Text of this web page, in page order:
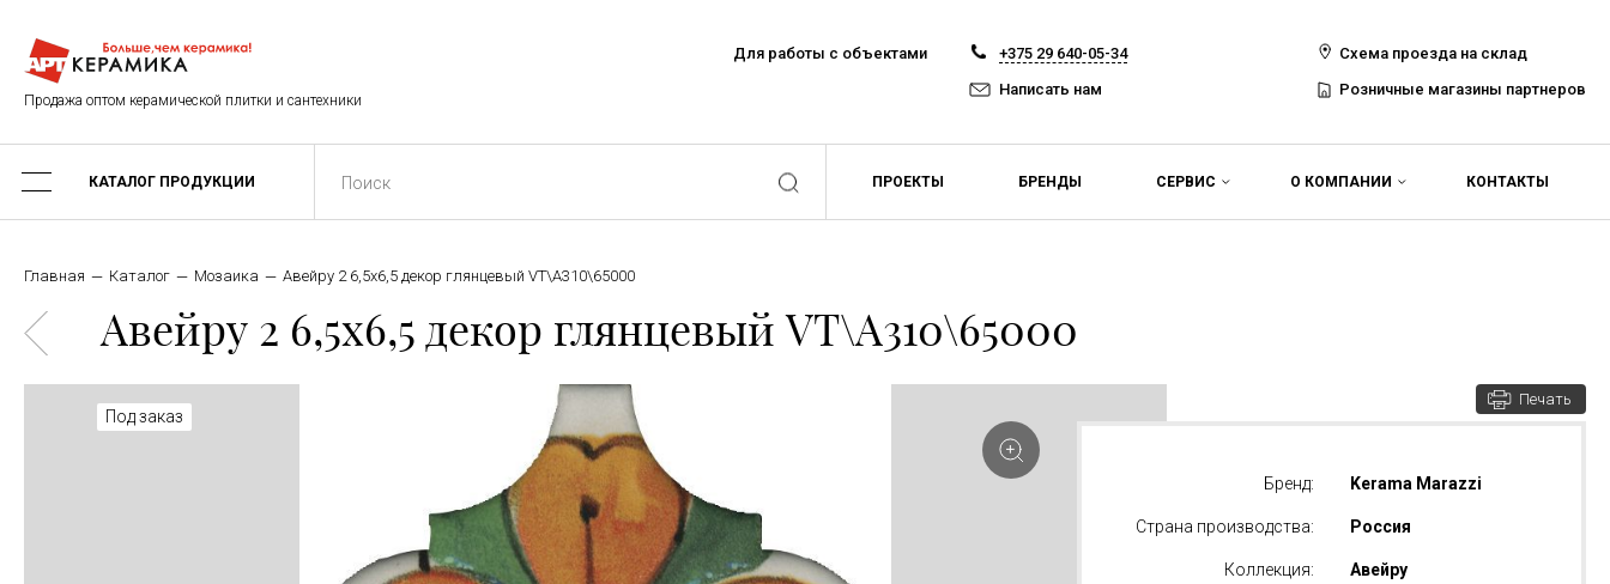
Продажа оптом керамической плитки и сантехники
Для работы с объектами
+375 29 640-05-34
Написать нам
Схема проезда на склад
Розничные магазины партнеров
КАТАЛОГ ПРОДУКЦИИ ПРОЕКТЫ БРЕНДЫ СЕРВИС О КОМПАНИИ КОНТАКТЫ
Главная Каталог Мозаика Авейру 2 6,5x6,5 декор глянцевый VT\A310\65000
Авейру 2 6,5x6,5 декор глянцевый VT\A310\65000
Под заказ
Бренд: Kerama Marazzi
Страна производства: Россия
Коллекция: Авейру
Печать